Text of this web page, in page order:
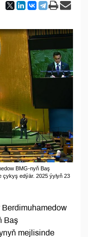
BMG-nyň Baş
çykyş edýär. 2025 ýylyň 23
Baş
mejlisinde